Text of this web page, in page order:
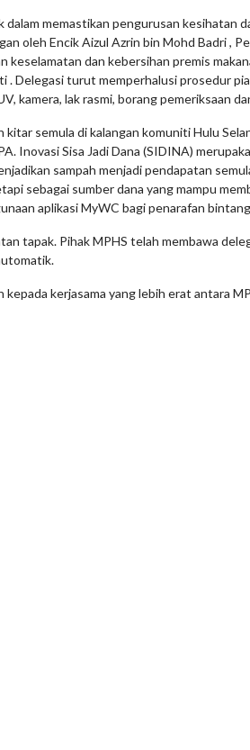
memastikan pengurusan kesihatan
oleh Encik Aizul Azrin bin Mohd Badri ,
keselamatan dan kebersihan premis
. Delegasi turut memperhalusi prosedur
kamera, lak rasmi, borang pemeriksaan
semula di kalangan komuniti Hulu
Inovasi Sisa Jadi Dana (SIDINA)
sampah menjadi pendapatan
sebagai sumber dana yang mampu
aplikasi MyWC bagi penarafan
tapak. Pihak MPHS telah membawa
kerjasama yang lebih erat antara